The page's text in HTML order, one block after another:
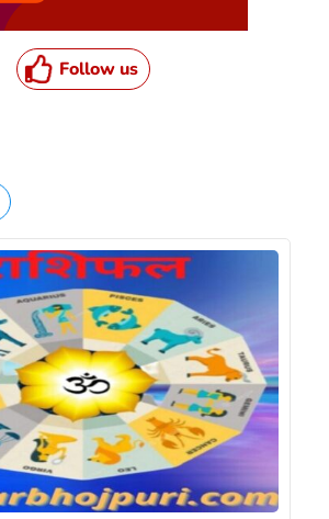
Follow us